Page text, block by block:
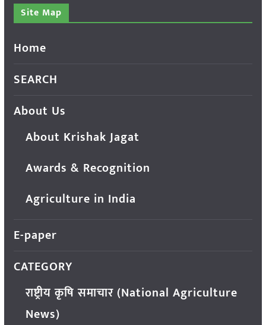
Site Map
Home
SEARCH
About Us
About Krishak Jagat
Awards & Recognition
Agriculture in India
E-paper
CATEGORY
राष्ट्रीय कृषि समाचार (National Agriculture
News)